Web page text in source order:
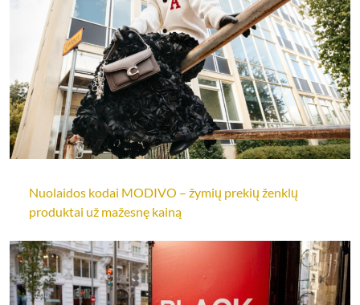
Nuolaidos kodai MODIVO – žymių prekių ženklų
produktai už mažesnę kainą